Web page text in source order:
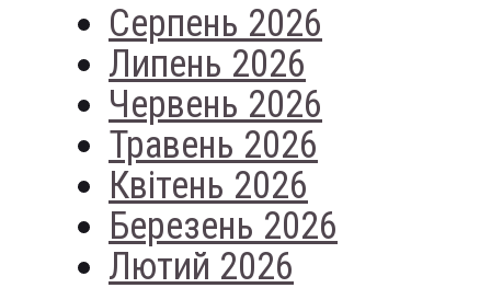
Серпень 2026
Липень 2026
Червень 2026
Травень 2026
Квітень 2026
Березень 2026
Лютий 2026